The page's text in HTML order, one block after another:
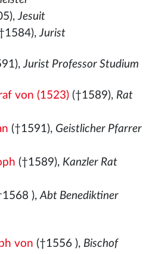
Jesuit
Jurist
Jurist Professor Studium
von (1523)(†1589), Rat
(†1591), Geistlicher Pfarrer
(†1589), Kanzler Rat
),Abt Benediktiner
von (†1556 ), Bischof